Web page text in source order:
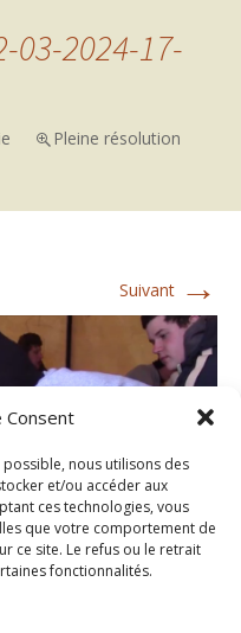
Consent
nous utilisons des
et/ou accéder aux
ces technologies, vous
que votre comportement de
ce site. Le refus ou le retrait
fonctionnalités.
03-2024-17-
Pleine résolution
Suivant →